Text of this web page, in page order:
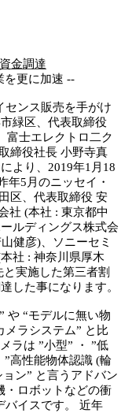
資金調達
を更に加速 --
センス販売を手がけ
緑区、代表取締役
富士エレクトロ二ク
締役社長 小野寺真
より、2019年1月18
年5月のニッセイ・
区、代表取締役 安
社 (本社 : 東京都中
ルディングス株式会
健彦)、ソニーセミ
社 : 神奈川県厚木
実施した第三者割
した事になります。
や “モデルに無い物
ラシステム” と比
ラは ”小型” ・ ”低
”高性能物体認識 (輪
ン” と言うアドバン
・ロボットなどの衝
バイスです。 近年